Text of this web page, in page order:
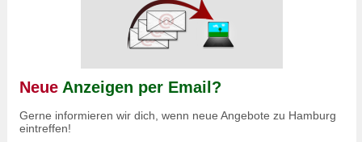
Neue Anzeigen per Email?
Gerne informieren wir dich, wenn neue Angebote zu Hamburg
eintreffen!